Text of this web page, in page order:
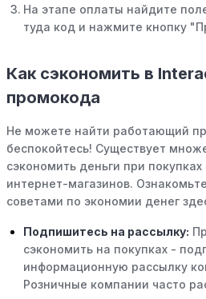
На этапе оплаты найдите
туда код и нажмите кнопку
Как сэкономить в
промокода
Не можете найти работающий
беспокойтесь! Существует
сэкономить деньги при
интернет-магазинов.
советами по экономии денег
Подпишитесь на рассылку:
сэкономить на покупках -
информационную рассылку
Розничные компании часто